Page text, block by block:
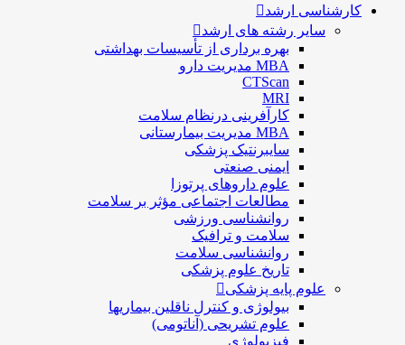
کارشناسی ارشد
سایر رشته های ارشد
بهره برداری از تأسیسات بهداشتی
MBA مدیریت دارو
CTScan
MRI
کارآفرینی درنظام سلامت
MBA مدیریت بیمارستانی
سایبرنتیک پزشکی
ایمنی صنعتی
علوم داروهای پرتوزا
مطالعات اجتماعی مؤثر بر سلامت
روانشناسی ورزشی
سلامت و ترافیک
روانشناسی سلامت
تاریخ علوم پزشکی
علوم پایه پزشکی
بیولوژی و کنترل ناقلین بیماریها
علوم تشریحی (آناتومی)
فیزیولوژی